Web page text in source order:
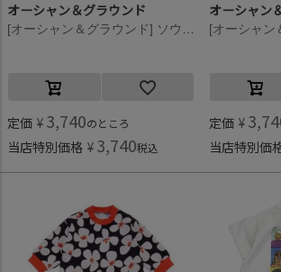
オーシャン＆グラウンド
定価 ¥ 3,740のところ
当店特別価格 ¥ 3,740税込
オーシャン
定価 ¥
当店特別価